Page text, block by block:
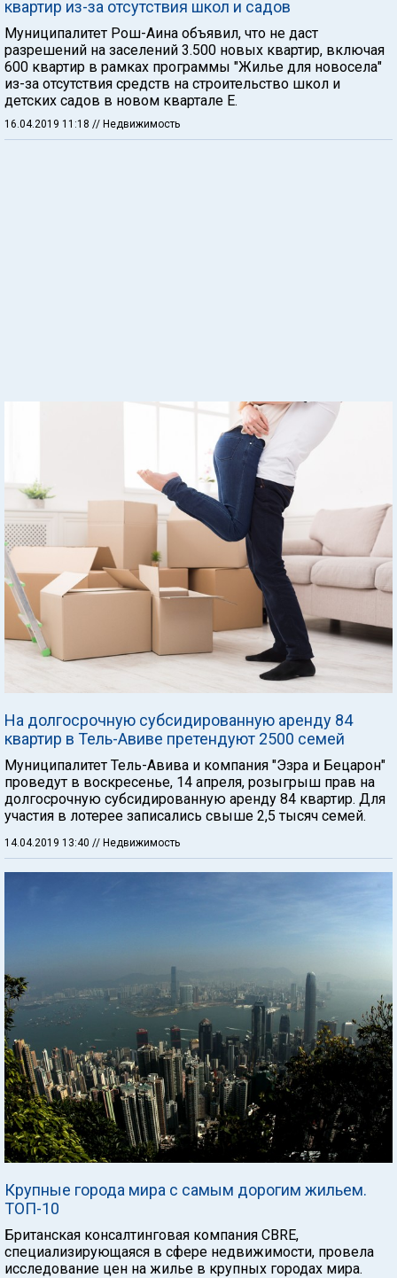
квартир из-за отсутствия школ и садов
Муниципалитет Рош-Аина объявил, что не даст
разрешений на заселений 3.500 новых квартир, включая
600 квартир в рамках программы "Жилье для новосела"
из-за отсутствия средств на строительство школ и
детских садов в новом квартале E.
16.04.2019 11:18 // Недвижимость
На долгосрочную субсидированную аренду 84
квартир в Тель-Авиве претендуют 2500 семей
Муниципалитет Тель-Авива и компания "Эзра и Бецарон"
проведут в воскресенье, 14 апреля, розыгрыш прав на
долгосрочную субсидированную аренду 84 квартир. Для
участия в лотерее записались свыше 2,5 тысяч семей.
14.04.2019 13:40 // Недвижимость
Крупные города мира с самым дорогим жильем.
ТОП-10
Британская консалтинговая компания CBRE,
специализирующаяся в сфере недвижимости, провела
исследование цен на жилье в крупных городах мира.